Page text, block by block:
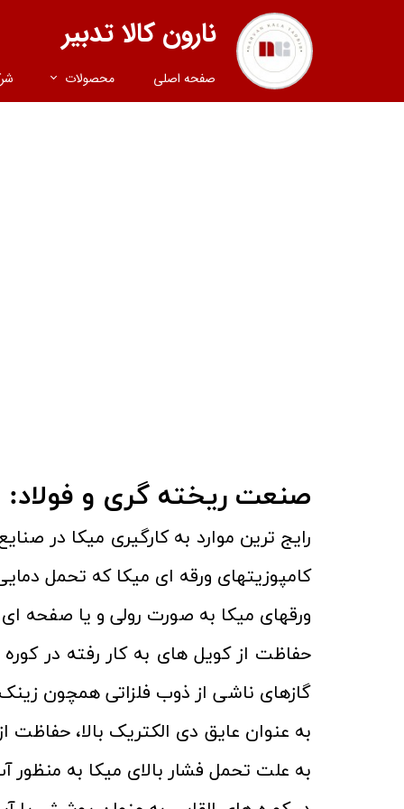
صفحه اصلی محصولات
نارون کالا تدبیر
صنعت ریخته­ گری و فولاد:
رایج ترین موارد به کارگیری میکا در
کامپوزیتهای ورقه ای میکا که تحمل دمایی آن تا 1600 درجه می باشد، گزینه
ورقهای میکا به صورت رولی و یا صفحه ای
حفاظت از کویل های به کار رفته در کوره
گازهای ناشی از ذوب فلزاتی همچون
به عنوان عایق دی الکتریک بالا، حفاظت
به علت تحمل فشار بالای میکا به منظور